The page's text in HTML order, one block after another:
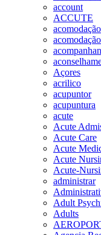
account
ACCUTE
acomodação
Açores
acrilico
acupuntor
acupuntura
acute
Acute
Acute Care
Acute
Acute
Acute-
administrar
Adult
Adults